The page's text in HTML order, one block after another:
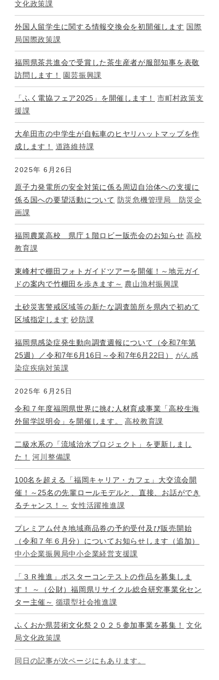
文化政策課
外国人留学生に関する情報交換会を初開催します 国際
局国際政策課
福岡県茶共進会で受賞した茶生産者が服部知事を表敬
訪問します！
園芸振興課
「ふく電協フェア2025」を開催します！
市町村政策支
援課
大牟田市の中学生が自転車のヒヤリハットマップを作
成します！
道路維持課
2025年 6月26日
原子力発電所の安全対策に係る周辺自治体への支援に
係る国への要望活動について 防災危機管理局 防災企
画課
福岡農業高校 県庁１階ロビー販売会のお知らせ 高校
教育課
東峰村で棚田フォトガイドツアーを開催！～地元ガイ
ドの案内で竹棚田を歩きます～ 農山漁村振興課
土砂災害警戒区域等の新たな調査箇所を県内で初めて
区域指定します 砂防課
福岡県感染症発生動向調査週報について（令和7年第
25週）／令和7年6月16日～令和7年6月22日）
がん感
染症疾病対策課
2025年 6月25日
令和７年度福岡県世界に挑む人材育成事業「高校生海
外留学説明会」を開催します。
高校教育課
二級水系の「流域治水プロジェクト」を更新しまし
た！
河川整備課
100名を超える「福岡キャリア・カフェ」大交流会開
催！～25名の先輩ロールモデルと、直接、お話ができ
るチャンス！～ 女性活躍推進課
プレミアム付き地域商品券の予約受付及び販売開始
（令和７年６月分）についてお知らせします（追加）
中小企業振興局中小企業経営支援課
「３Ｒ推進」ポスターコンテストの作品を募集しま
す！ ～（公財）福岡県リサイクル総合研究事業化セン
ター主催～ 循環型社会推進課
ふくおか県芸術文化祭２０２５参加事業を募集！
文化
局文化政策課
同日の記事が次ページにもあります。